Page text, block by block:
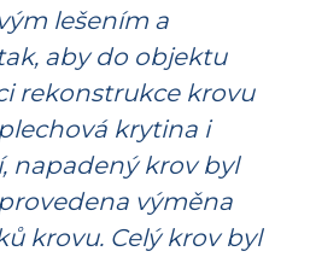
lešením a
aby do objektu
rekonstrukce krovu
krytina i
napadený krov byl
výměna
krovu. Celý krov byl